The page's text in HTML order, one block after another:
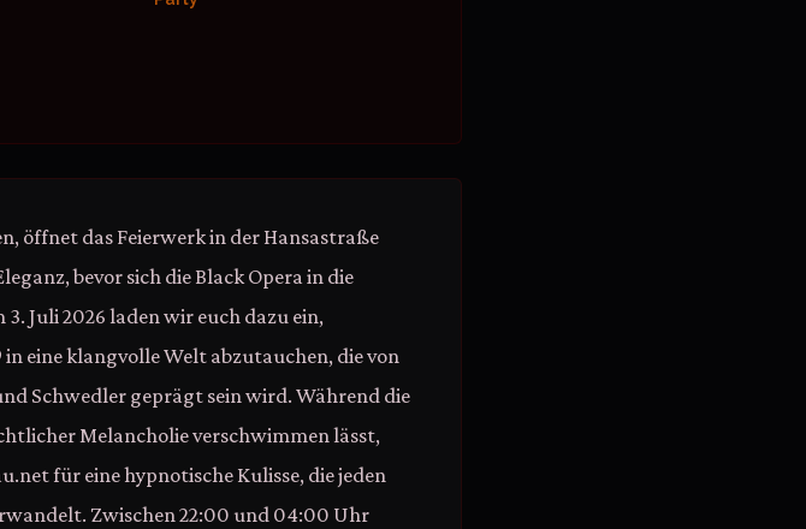
öffnet das Feierwerk in der Hansastraße
bevor sich die Black Opera in die
Juli 2026 laden wir euch dazu ein,
eine klangvolle Welt abzutauchen, die von
Schwedler geprägt sein wird. Während die
Melancholie verschwimmen lässt,
für eine hypnotische Kulisse, die jeden
Zwischen 22:00 und 04:00 Uhr